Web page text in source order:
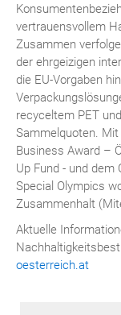
vertrauensvollem
Zusammen
der ehrgeizigen
die EU-Vorgaben
recyceltem PET
Sammelquoten. Mit
Business Award –
Up Fund - und dem
Special Olympics
Zusammenhalt
Aktuelle
oesterreich.at